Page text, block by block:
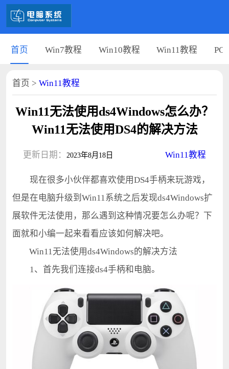
首页 Win7教程 Win10教程 Win11教程 PC
首页 > Win11教程
Win11无法使用ds4Windows怎么办？
Win11无法使用DS4的解决方法
更新日期： 2023年8月18日 Win11教程
现在很多小伙伴都喜欢使用DS4手柄来玩游戏，
但是在电脑升级到Win11系统之后发现ds4Windows扩
展软件无法使用，那么遇到这种情况要怎么办呢？下
面就和小编一起来看看应该如何解决吧。
Win11无法使用ds4Windows的解决方法
1、首先我们连接ds4手柄和电脑。